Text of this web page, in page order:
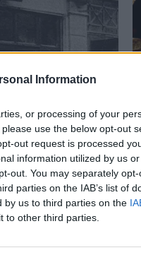
Information
or processing of your
use the below opt-out
out request is processed
information utilized by us
out. You may separately
parties on the IAB’s list of
by us to third parties on the
to other third parties.